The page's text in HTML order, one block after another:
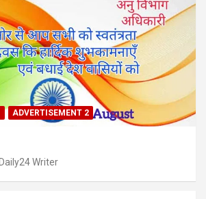
ADVERTISEMENT 2
Daily24 Writer